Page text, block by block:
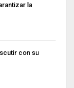
la
con su